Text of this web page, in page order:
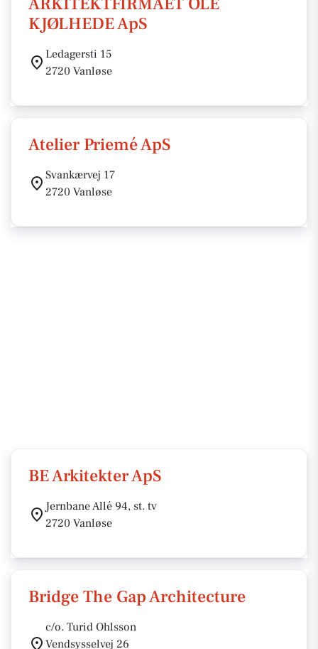
KJØLHEDE ApS
Ledagersti 15
2720 Vanløse
Atelier Priemé ApS
Svankærvej 17
2720 Vanløse
BE Arkitekter ApS
Jernbane Allé 94, st. tv
2720 Vanløse
Bridge The Gap Architecture
c/o. Turid Ohlsson
Vendsysselvej 26